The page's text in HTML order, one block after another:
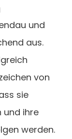
und
aus.
von
sie
und ihre
werden.